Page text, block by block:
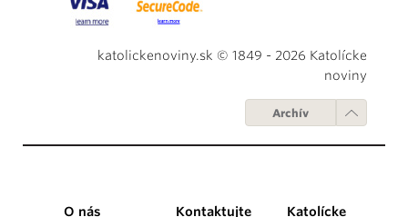
katolickenoviny.sk © 1849 - 2026 Katolícke
noviny
Archív
O nás
Kontaktujte
Katolícke